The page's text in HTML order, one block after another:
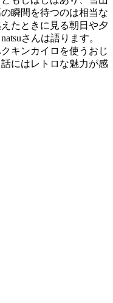
瞬間を待つのは相当な
たときに見る朝日や夕
さんは語ります。
キンカイロを使うおじ
にはレトロな魅力が感